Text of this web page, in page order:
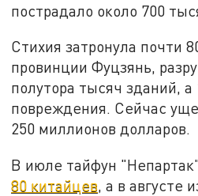
пострадало около 700
Стихия затронула почти
провинции Фуцзянь,
полутора тысяч зданий,
повреждения. Сейчас
250 миллионов долларов.
В июле тайфун
80 китайцев, а в августе